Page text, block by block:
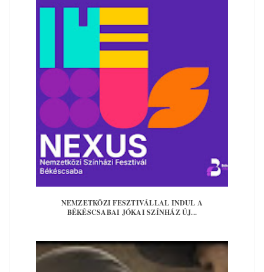
NEMZETKÖZI FESZTIVÁLLAL INDUL A
BÉKÉSCSABAI JÓKAI SZÍNHÁZ ÚJ...